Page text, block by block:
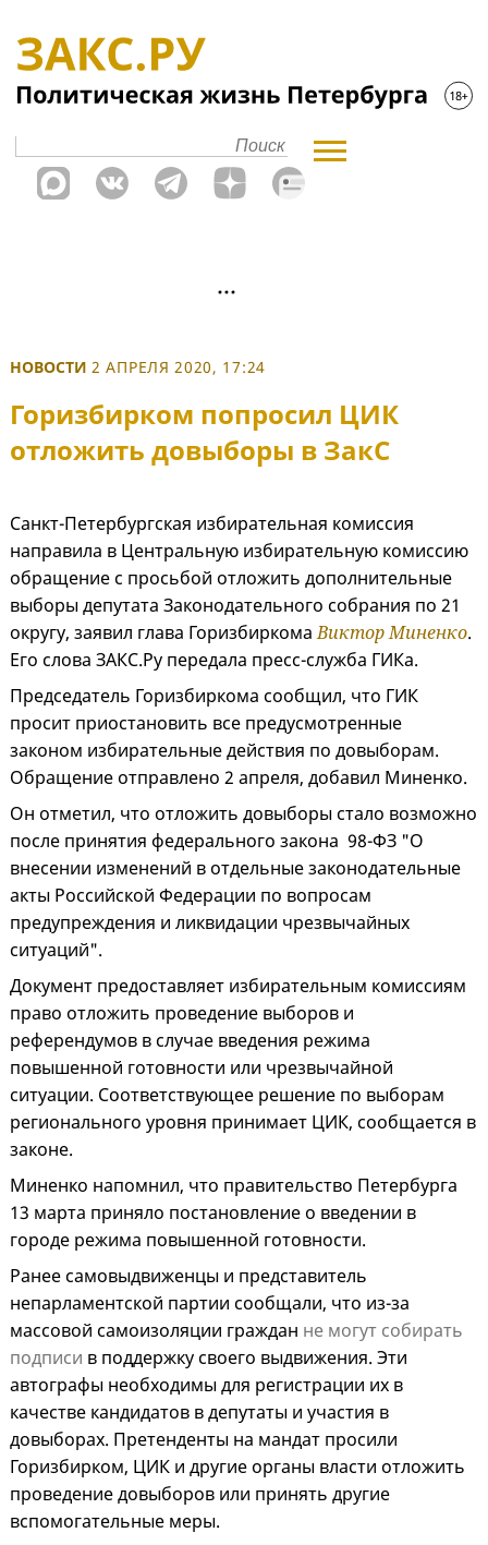
НОВОСТИ 2 АПРЕЛЯ 2020, 17:24
Горизбирком попросил ЦИК
отложить довыборы в ЗакС
Санкт-Петербургская избирательная комиссия
направила в Центральную избирательную комиссию
обращение с просьбой отложить дополнительные
выборы депутата Законодательного собрания по 21
округу, заявил глава ГоризбиркомаВиктор Миненко.
Его слова ЗАКС.Ру передала пресс-служба ГИКа.
Председатель Горизбиркома сообщил, что ГИК
просит приостановить все предусмотренные
законом избирательные действия по довыборам.
Обращение отправлено 2 апреля, добавил Миненко.
Он отметил, что отложить довыборы стало возможно
после принятия федерального закона 98-ФЗ "О
внесении изменений в отдельные законодательные
акты Российской Федерации по вопросам
предупреждения и ликвидации чрезвычайных
ситуаций".
Документ предоставляет избирательным комиссиям
право отложить проведение выборов и
референдумов в случае введения режима
повышенной готовности или чрезвычайной
ситуации. Соответствующее решение по выборам
регионального уровня принимает ЦИК, сообщается в
законе.
Миненко напомнил, что правительство Петербурга
13 марта приняло постановление о введении в
городе режима повышенной готовности.
Ранее самовыдвиженцы и представитель
непарламентской партии сообщали, что из-за
массовой самоизоляции граждан не могут собирать
подписи в поддержку своего выдвижения. Эти
автографы необходимы для регистрации их в
качестве кандидатов в депутаты и участия в
довыборах. Претенденты на мандат просили
Горизбирком, ЦИК и другие органы власти отложить
проведение довыборов или принять другие
вспомогательные меры.